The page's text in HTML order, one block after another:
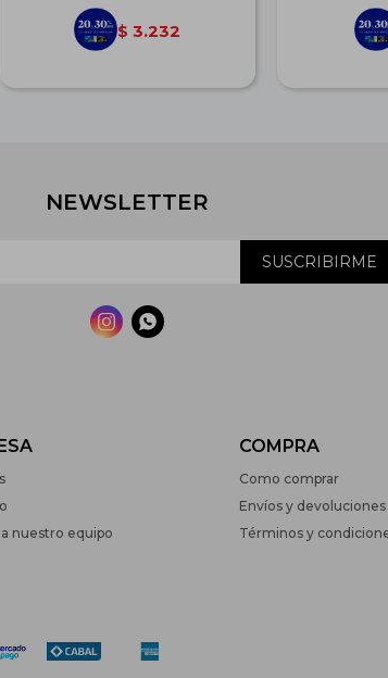
$ 3.232
nuestro equipo
COMPRA
Como comprar
Envíos y devoluciones
Términos y
NEWSLETTER
SUSCRIBIRME
 